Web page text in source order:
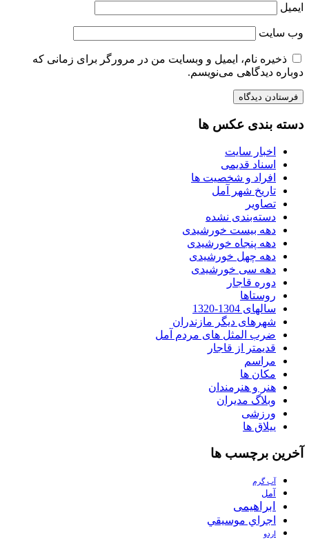
ایمیل
وب‌ سایت
ذخیره نام، ایمیل و وبسایت من در مرورگر برای زمانی که
دوباره دیدگاهی می‌نویسم.
دسته بندی عکس ها
اخبار سایت
اسناد قدیمی
افراد و شخصیت ها
تاریخ شهر آمل
تصاویر
دسته‌بندی نشده
دهه بیست خورشیدی
دهه پنجاه خورشیدی
دهه چهل خورشیدی
دهه سی خورشیدی
دوره قاجار
روستاها
سالهای 1304-1320
شهرهای دیگر مازندران
ضرب المثل های مردم آمل
قدیمتر از قاجار
مراسم
مکان ها
هنر و هنرمندان
وبلاگ مدیران
ورزشی
ییلاق ها
آخرین برچسب ها
آب گرم
آمل
ابراهیمی
اجراي موسيقي
اردو